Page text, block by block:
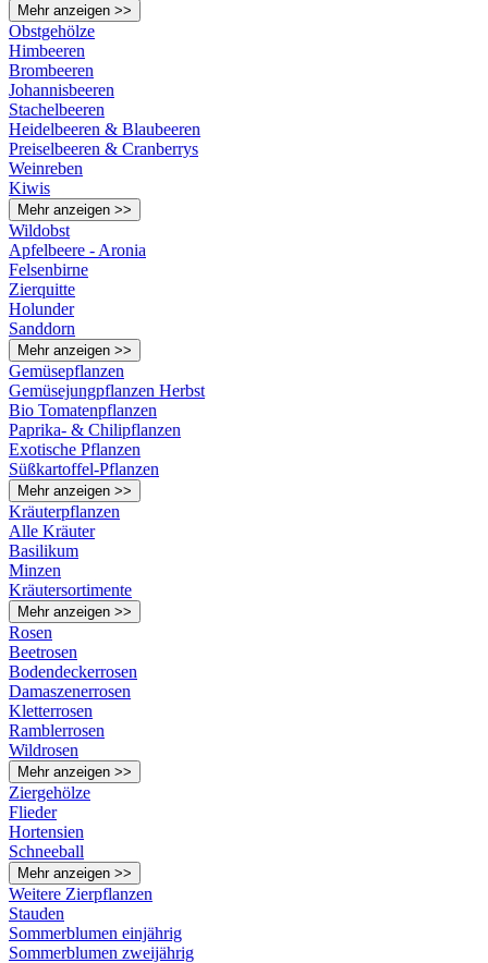
Mehr anzeigen >>
Obstgehölze
Himbeeren
Brombeeren
Johannisbeeren
Stachelbeeren
Heidelbeeren & Blaubeeren
Preiselbeeren & Cranberrys
Weinreben
Kiwis
Mehr anzeigen >>
Wildobst
Apfelbeere - Aronia
Felsenbirne
Zierquitte
Holunder
Sanddorn
Mehr anzeigen >>
Gemüsepflanzen
Gemüsejungpflanzen Herbst
Bio Tomatenpflanzen
Paprika- & Chilipflanzen
Exotische Pflanzen
Süßkartoffel-Pflanzen
Mehr anzeigen >>
Kräuterpflanzen
Alle Kräuter
Basilikum
Minzen
Kräutersortimente
Mehr anzeigen >>
Rosen
Beetrosen
Bodendeckerrosen
Damaszenerrosen
Kletterrosen
Ramblerrosen
Wildrosen
Mehr anzeigen >>
Ziergehölze
Flieder
Hortensien
Schneeball
Mehr anzeigen >>
Weitere Zierpflanzen
Stauden
Sommerblumen einjährig
Sommerblumen zweijährig